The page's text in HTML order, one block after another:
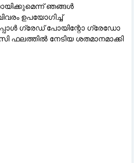
ഞങ്ങൾ
ഉപയോഗിച്ച്
ഗ്രേഡ് പോയിന്റോ ഗ്രേഡോ
നേടിയ ശതമാനമാക്കി